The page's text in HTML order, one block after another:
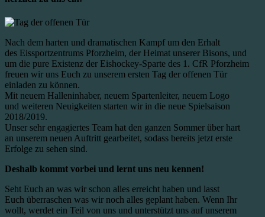
Nach dem harten und dramatischen Kampf um den Erhalt
des Eissportzentrums Pforzheim, der Heimat unserer Bisons, und
um die pure Existenz der Eishockey-Sparte des 1. CfR Pforzheim
freuen wir uns Euch zu unserem ersten Tag der offenen Tür
einladen zu können.
Mit neuem Halleninhaber, neuem Spartenleiter, neuem Logo
und weiteren Neuigkeiten starten wir in die neue Spielsaison
2018/2019.
Unser sehr engagiertes Team hat den ganzen Sommer über hart
an unserem neuen Auftritt gearbeitet, sodass bereits jetzt erste
Erfolge zu sehen sind.
Deshalb kommt vorbei und lernt uns neu kennen!
Seht Euch an was wir schon alles erreicht haben und lasst
Euch überraschen was wir noch alles geplant haben. Wenn Ihr
wollt, werdet ein Teil von uns und unterstützt uns auf unserem